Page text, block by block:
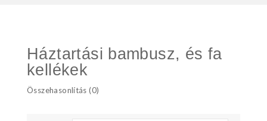
Háztartási bambusz, és fa
kellékek
Összehasonlítás (0)